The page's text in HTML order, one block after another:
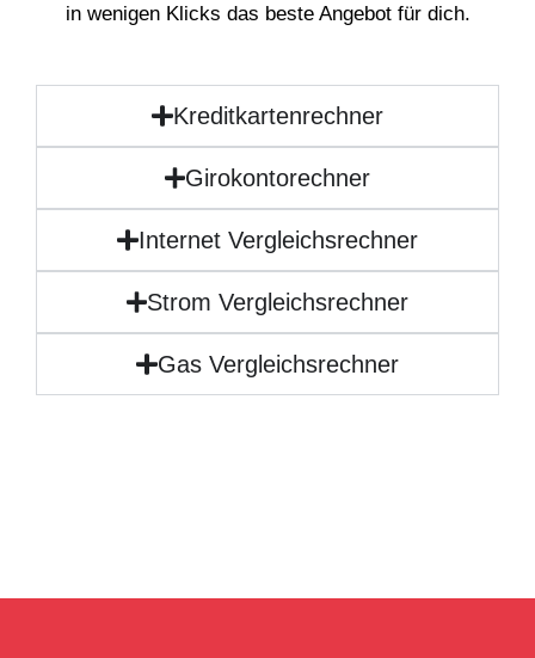
in wenigen Klicks das beste Angebot für dich.
Kreditkartenrechner
Girokontorechner
Internet Vergleichsrechner
Strom Vergleichsrechner
Gas Vergleichsrechner